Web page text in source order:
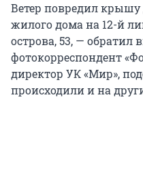
Ветер повредил
жилого дома на 12-й
острова, 53, —
фотокорреспондент
директор УК «Мир»,
происходили и на